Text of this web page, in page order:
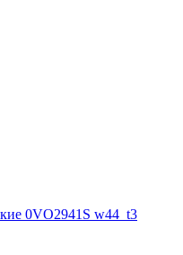
0VO2941S w44_t3